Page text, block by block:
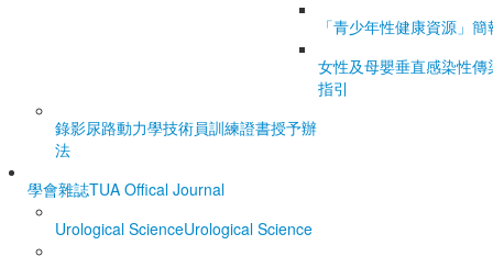
「青少年性健康資源」簡
女性及母嬰垂直感染性
指引
錄影尿路動力學技術員訓練證書授予辦
法
學會雜誌TUA Offical Journal
Urological ScienceUrological Science